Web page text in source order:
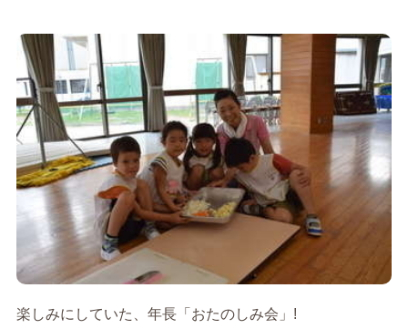
楽しみにしていた、年長「おたのしみ会」!